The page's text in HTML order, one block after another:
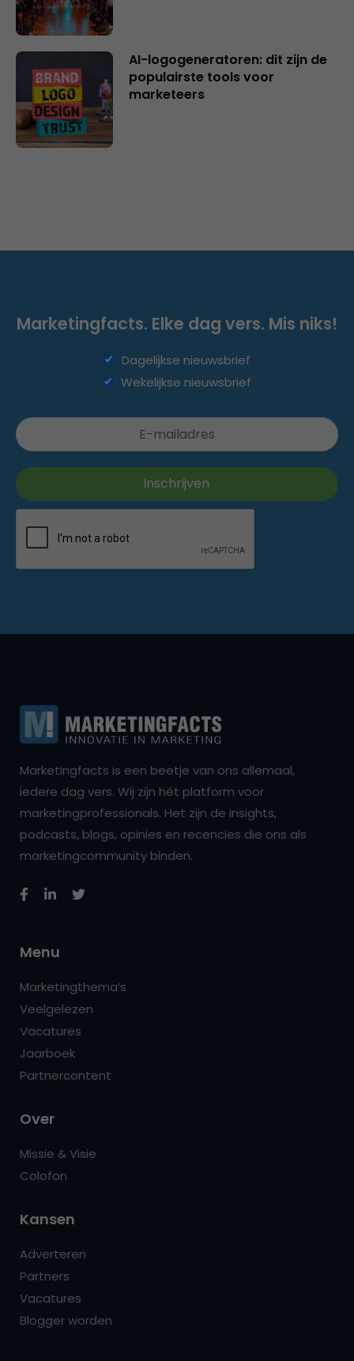
AI-logogeneratoren: dit zijn de
populairste tools voor
marketeers
Marketingfacts. Elke dag vers. Mis niks!
Dagelijkse nieuwsbrief
Wekelijkse nieuwsbrief
Marketingfacts is een beetje van ons allemaal,
iedere dag vers. Wij zijn hét platform voor
marketingprofessionals. Het zijn de insights,
podcasts, blogs, opinies en recencies die ons als
marketingcommunity binden.
Menu
Marketingthema’s
Veelgelezen
Vacatures
Jaarboek
Partnercontent
Over
Missie & Visie
Colofon
Kansen
Adverteren
Partners
Vacatures
Blogger worden